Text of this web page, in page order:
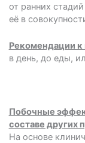
от ранних
её в
Рекомендации
в день, до еды,
Побочные
составе других
На основе